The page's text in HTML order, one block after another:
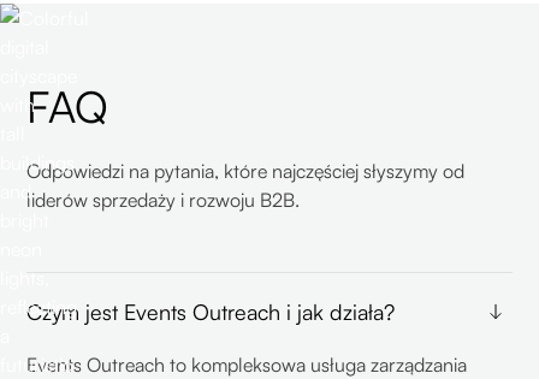
FAQ
Odpowiedzi na pytania, które najczęściej słyszymy od
liderów sprzedaży i rozwoju B2B.
Czym jest Events Outreach i jak działa?
Events Outreach to kompleksowa usługa zarządzania